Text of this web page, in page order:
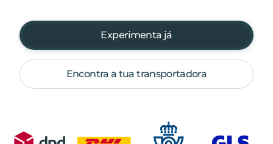
Experimenta já
Encontra a tua transportadora